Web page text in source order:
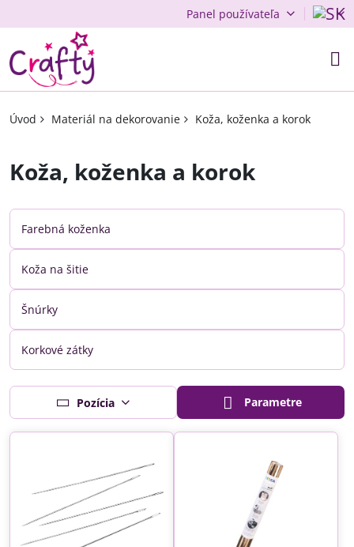
Panel používateľa
Úvod Materiál na dekorovanie Koža, koženka a korok
Koža, koženka a korok
Farebná koženka
Koža na šitie
Šnúrky
Korkové zátky
Pozícia Parametre